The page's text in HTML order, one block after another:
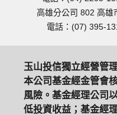
高雄分公司 802 高雄
電話：(07) 395-
玉山投信獨立經營管
本公司基金經金管會
風險。基金經理公司
低投資收益；基金經